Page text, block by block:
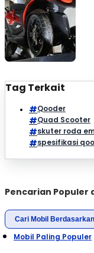
Tag Terkait
Qooder
Quad Scooter
skuter roda
spesifikasi
Pencarian Populer
Cari Mobil Berdasarkan
Mobil Paling Populer